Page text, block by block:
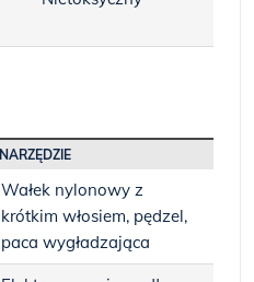
NARZĘDZIE
Wałek nylonowy z
krótkim włosiem, pędzel,
paca wygładzająca